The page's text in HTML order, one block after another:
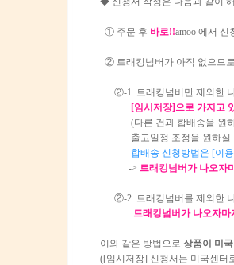
① 주문 후 바로!!amoo 에서
② 트래킹넘버가 아직 없으므
②-1. 트래킹넘버만 제외한
[임시저장]으로 가지고
(다른 건과 합배송을 원하
출고일정 조정을 원하실
합배송 신청방법은 [이용
-> 트래킹넘버가 나오자
②-2. 트래킹넘버를 제외한
트래킹넘버가 나오자
이와 같은 방법으로 상품이 미
([임시저장] 신청서는 미국센터